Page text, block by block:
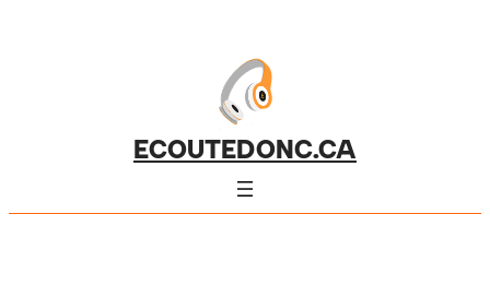
ECOUTEDONC.CA